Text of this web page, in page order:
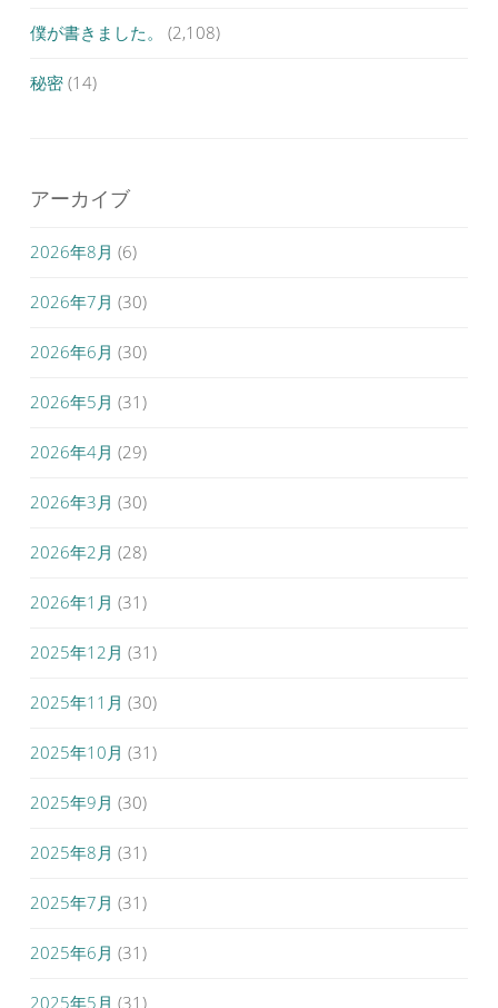
僕が書きました。 (2,108)
秘密 (14)
アーカイブ
2026年8月 (6)
2026年7月 (30)
2026年6月 (30)
2026年5月 (31)
2026年4月 (29)
2026年3月 (30)
2026年2月 (28)
2026年1月 (31)
2025年12月 (31)
2025年11月 (30)
2025年10月 (31)
2025年9月 (30)
2025年8月 (31)
2025年7月 (31)
2025年6月 (31)
2025年5月 (31)